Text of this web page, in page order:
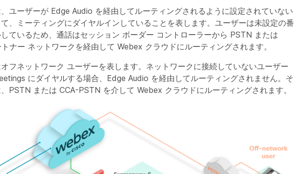
ユーザーが Edge Audio を経由してルーティングされるように設定されていない
、ミーティングにダイヤルインしていることを表します。ユーザーは未設定の番
ているため、通話はセッション ボーダー コントローラーから PSTN または
ナー ネットワークを経由して Webex クラウドにルーティングされます。
フネットワーク ユーザーを表します。ネットワークに接続していないユーザー
にダイヤルする場合、Edge Audio を経由してルーティングされません。そ
PSTN または CCA-PSTN を介して Webex クラウドにルーティングされます。